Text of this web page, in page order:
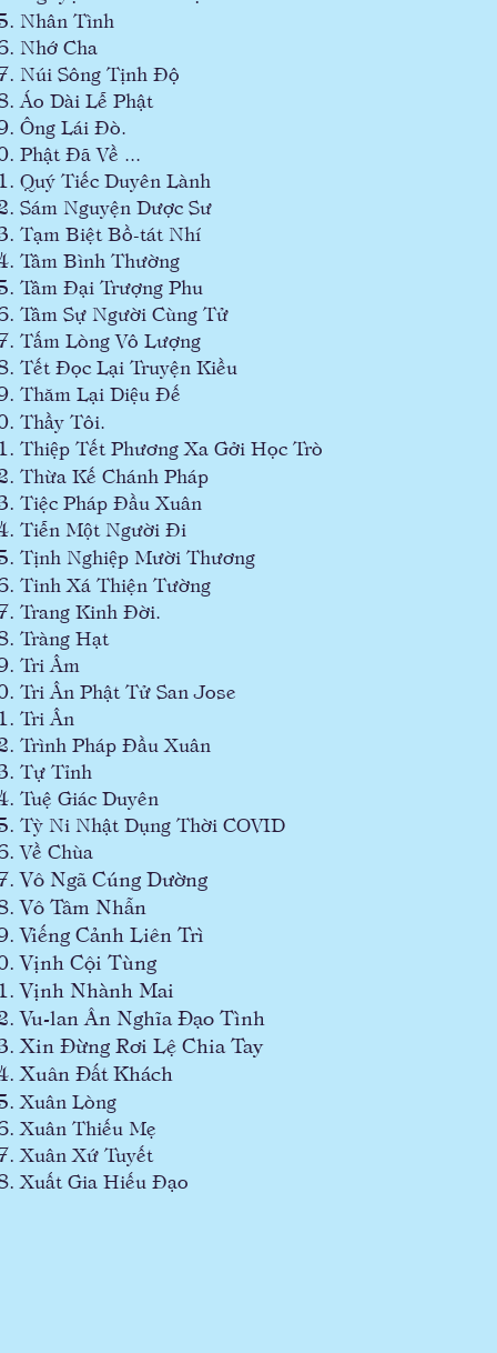
Nhân Tình
Nhớ Cha
Núi Sông Tịnh Độ
Áo Dài Lễ Phật
Ông Lái Đò.
Phật Đã Về ...
Quý Tiếc Duyên Lành
Sám Nguyện Dược Sư
Tạm Biệt Bồ-tát Nhí
Tâm Bình Thường
Tâm Đại Trượng Phu
Tâm Sự Người Cùng Tử
Tấm Lòng Vô Lượng
Tết Đọc Lại Truyện Kiều
Thăm Lại Diệu Đế
Thầy Tôi.
Thiệp Tết Phương Xa Gởi Học Trò
Thừa Kế Chánh Pháp
Tiệc Pháp Đầu Xuân
Tiễn Một Người Đi
Tịnh Nghiệp Mười Thương
Tinh Xá Thiện Tường
Trang Kinh Đời.
Tràng Hạt
Tri Âm
Tri Ân Phật Tử San Jose
Tri Ân
Trình Pháp Đầu Xuân
Tự Tỉnh
Tuệ Giác Duyên
Tỳ Ni Nhật Dụng Thời COVID
Về Chùa
Vô Ngã Cúng Dường
Vô Tâm Nhẫn
Viếng Cảnh Liên Trì
Vịnh Cội Tùng
Vịnh Nhành Mai
Vu-lan Ân Nghĩa Đạo Tình
Xin Đừng Rơi Lệ Chia Tay
Xuân Đất Khách
Xuân Lòng
Xuân Thiếu Mẹ
Xuân Xứ Tuyết
Xuất Gia Hiếu Đạo